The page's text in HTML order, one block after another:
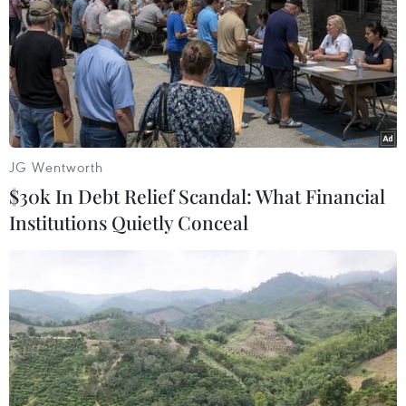
08/08/2026 15:53
Chủ sân Azteca lỗ hơn 47 triệu USD vì
World Cup 2026
08/08/2026 06:43
ASEAN Cup 2026 ngày 8/8: Xác định
đối thủ của đội tuyển Việt Nam ở bán
Tuyển Việt Nam giành vé vào
bán kết, vì sao ông Kim Sang-sik vẫn
không vui?
JG Wentworth
$30k In Debt Relief Scandal: What Financial
Institutions Quietly Conceal